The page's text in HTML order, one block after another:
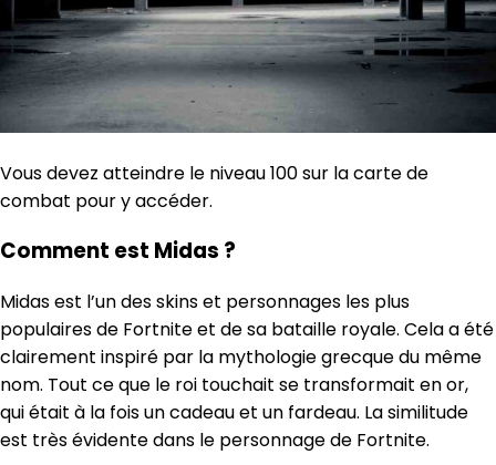
Vous devez atteindre le niveau 100 sur la carte de
combat pour y accéder.
Comment est Midas ?
Midas est l’un des skins et personnages les plus
populaires de Fortnite et de sa bataille royale. Cela a été
clairement inspiré par la mythologie grecque du même
nom. Tout ce que le roi touchait se transformait en or,
qui était à la fois un cadeau et un fardeau. La similitude
est très évidente dans le personnage de Fortnite.